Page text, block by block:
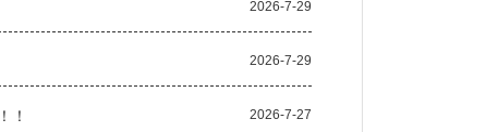
2026-7-29
2026-7-29
！ 2026-7-27